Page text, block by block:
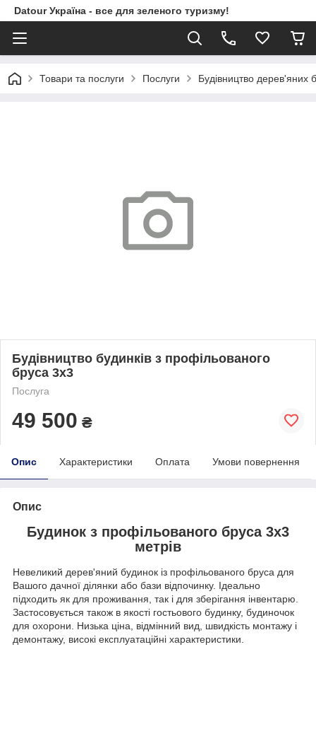
Datour Україна - все для зеленого туризму!
Товари та послуги Послуги Будівництво дерев'яних
Будівництво будинків з профільованого
бруса 3х3
Послуга
49 500 ₴
Опис Характеристики Оплата Умови повернення
Опис
Будинок з профільованого бруса 3х3
метрів
Невеликий дерев'яний будинок із профільованого бруса для
Вашого дачної ділянки або бази відпочинку. Ідеально
підходить як для проживання, так і для зберігання інвентарю.
Застосовується також в якості гостьового будинку, будиночок
для охорони. Низька ціна, відмінний вид, швидкість монтажу і
демонтажу, високі експлуатаційні характеристики.